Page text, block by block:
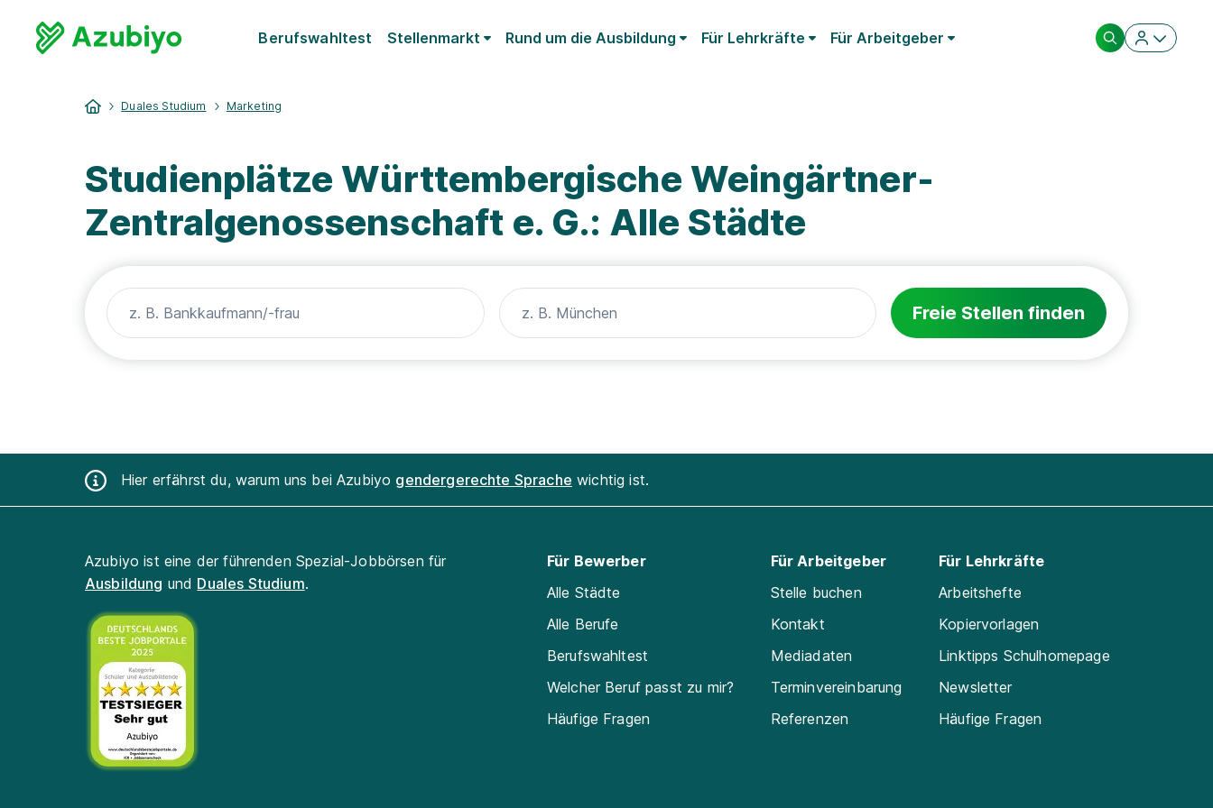
Berufswahltest Stellenmarkt Rund um die Ausbildung Für Lehrkräfte Für Arbeitgeber
Duales Studium Marketing
Studienplätze Württembergische Weingärtner-
Zentralgenossenschaft e. G.: Alle Städte
Freie Stellen finden
Hier erfährst du, warum uns bei Azubiyo gendergerechte Sprache wichtig ist.
Azubiyo ist eine der führenden Spezial-Jobbörsen für
Ausbildung und Duales Studium.
Für Bewerber
Alle Städte
Alle Berufe
Berufswahltest
Welcher Beruf passt zu mir?
Häufige Fragen
Für Arbeitgeber
Stelle buchen
Kontakt
Mediadaten
Terminvereinbarung
Referenzen
Für Lehrkräfte
Arbeitshefte
Kopiervorlagen
Linktipps Schulhomepage
Newsletter
Häufige Fragen